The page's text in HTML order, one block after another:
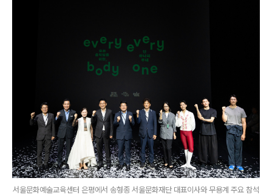
서울문화예술교육센터 은평에서 송형종 서울문화재단 대표이사와 무용계 주요 참석